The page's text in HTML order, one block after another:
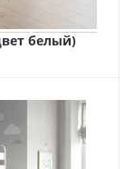
белый)